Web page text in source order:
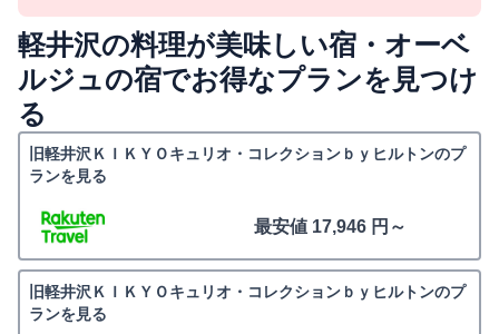
軽井沢の料理が美味しい宿・オーベ
ルジュの宿でお得なプランを見つけ
る
旧軽井沢ＫＩＫＹＯキュリオ・コレクションｂｙヒルトンのプ
ランを見る
最安値 17,946 円～
旧軽井沢ＫＩＫＹＯキュリオ・コレクションｂｙヒルトンのプ
ランを見る